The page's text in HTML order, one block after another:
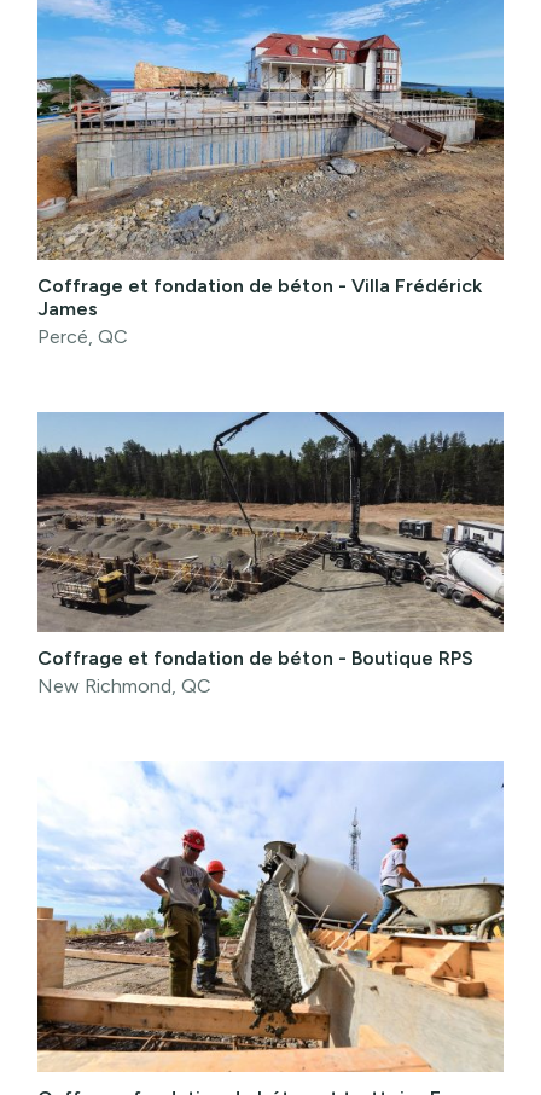
Coffrage et fondation de béton - Villa Frédérick
James
Percé, QC
Coffrage et fondation de béton - Boutique RPS
New Richmond, QC